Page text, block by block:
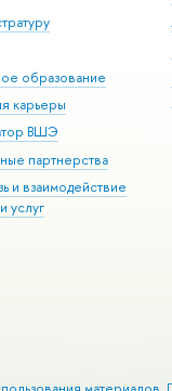
образование
карьеры
ВШЭ
партнерства
и взаимодействие
услуг